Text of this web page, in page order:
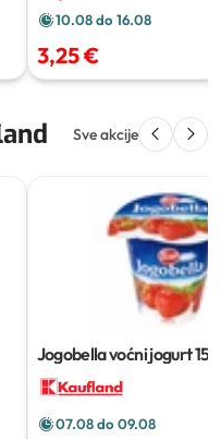
10.08 do 16.08
3,25 €
Sve akcije
Jogobella voćni jogurt
07.08 do 09.08